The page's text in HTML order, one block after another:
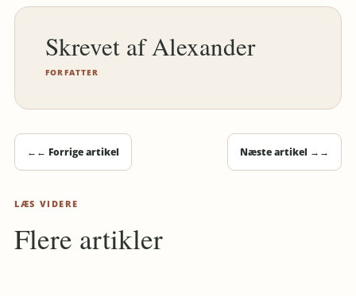
Alexander
FORFATTER
← ← Forrige artikel Næste artikel → →
LÆS VIDERE
Flere artikler